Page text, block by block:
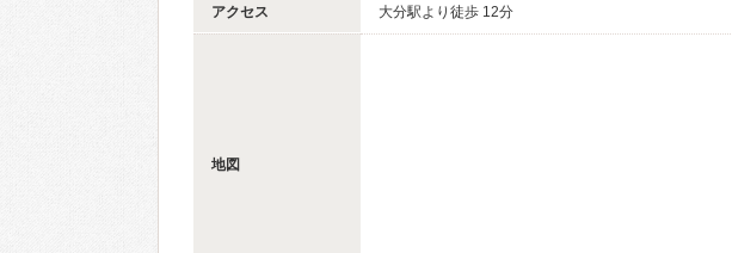
アクセス 大分駅より徒歩 12分
地図